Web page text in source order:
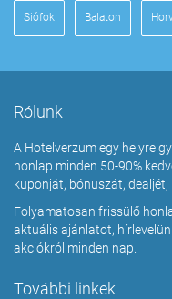
Siófok Balaton
Rólunk
A Hotelverzum egy helyre
honlap minden 50-90%
kuponját, bónuszát,
Folyamatosan frissülő
aktuális ajánlatot,
akciókról minden nap.
További linkek